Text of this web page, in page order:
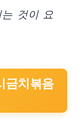
는 것이 요
금치볶음